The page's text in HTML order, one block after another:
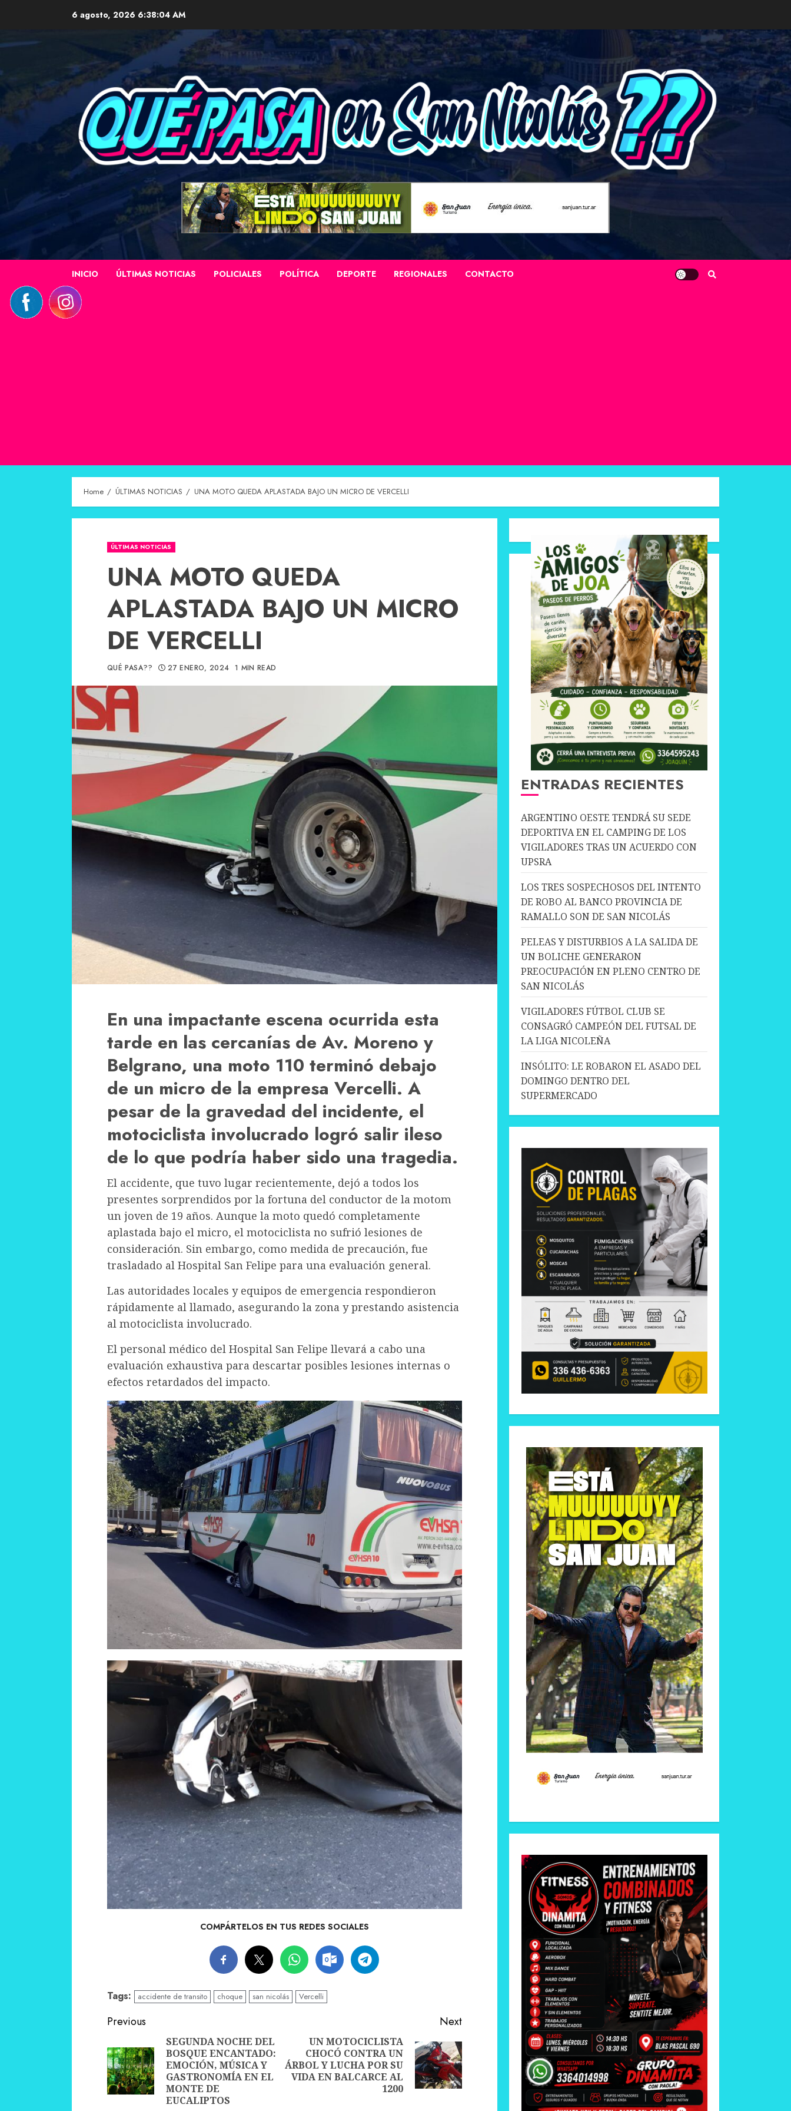
6 agosto, 2026 6:38:06 AM
INICIO ÚLTIMAS NOTICIAS POLICIALES POLÍTICA DEPORTE REGIONALES CONTACTO
Home ÚLTIMAS NOTICIAS UNA MOTO QUEDA APLASTADA BAJO UN MICRO DE VERCELLI
ÚLTIMAS NOTICIAS
UNA MOTO QUEDA
APLASTADA BAJO UN MICRO
DE VERCELLI
QUÉ PASA?? 27 ENERO, 2024 1 MIN READ
En una impactante escena ocurrida esta
tarde en las cercanías de Av. Moreno y
Belgrano, una moto 110 terminó debajo
de un micro de la empresa Vercelli. A
pesar de la gravedad del incidente, el
motociclista involucrado logró salir ileso
de lo que podría haber sido una tragedia.
El accidente, que tuvo lugar recientemente, dejó a todos los
presentes sorprendidos por la fortuna del conductor de la motom
un joven de 19 años. Aunque la moto quedó completamente
aplastada bajo el micro, el motociclista no sufrió lesiones de
consideración. Sin embargo, como medida de precaución, fue
trasladado al Hospital San Felipe para una evaluación general.
Las autoridades locales y equipos de emergencia respondieron
rápidamente al llamado, asegurando la zona y prestando asistencia
al motociclista involucrado.
El personal médico del Hospital San Felipe llevará a cabo una
evaluación exhaustiva para descartar posibles lesiones internas o
efectos retardados del impacto.
COMPÁRTELOS EN TUS REDES SOCIALES
Tags: accidente de transito choque san nicolás Vercelli
Continue
Reading
Previous
Previous
post:
SEGUNDA NOCHE DEL
BOSQUE ENCANTADO:
EMOCIÓN, MÚSICA Y
GASTRONOMÍA EN EL
MONTE DE
EUCALIPTOS
Next
Next
post:
UN MOTOCICLISTA
CHOCÓ CONTRA UN
ÁRBOL Y LUCHA POR SU
VIDA EN BALCARCE AL
1200
ENTRADAS RECIENTES
ARGENTINO OESTE TENDRÁ SU SEDE
DEPORTIVA EN EL CAMPING DE LOS
VIGILADORES TRAS UN ACUERDO CON
UPSRA
LOS TRES SOSPECHOSOS DEL INTENTO
DE ROBO AL BANCO PROVINCIA DE
RAMALLO SON DE SAN NICOLÁS
PELEAS Y DISTURBIOS A LA SALIDA DE
UN BOLICHE GENERARON
PREOCUPACIÓN EN PLENO CENTRO DE
SAN NICOLÁS
VIGILADORES FÚTBOL CLUB SE
CONSAGRÓ CAMPEÓN DEL FUTSAL DE
LA LIGA NICOLEÑA
INSÓLITO: LE ROBARON EL ASADO DEL
DOMINGO DENTRO DEL
SUPERMERCADO